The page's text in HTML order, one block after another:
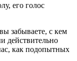
его голос
забываете, с кем
действительно
как подопытных